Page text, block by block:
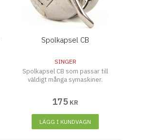
Spolkapsel CB
SINGER
Spolkapsel CB som passar till
väldigt många symaskiner.
175 KR
LÄGG I KUNDVAGN